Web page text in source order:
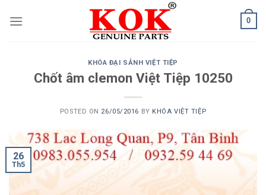
0
KHÓA ĐẠI SẢNH VIỆT TIỆP
Chốt âm clemon Việt Tiệp 10250
POSTED ON 26/05/2016 BY KHÓA VIỆT TIỆP
26
Th5